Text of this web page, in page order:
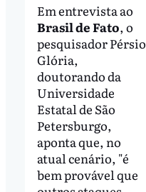
Em entrevista ao
Brasil de Fato, o
pesquisador Pérsio
Glória,
doutorando da
Universidade
Estatal de São
Petersburgo,
aponta que, no
atual cenário, "é
bem provável que